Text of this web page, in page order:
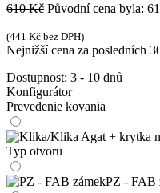
610Kč Původní cena byla:
(441 Kč bez DPH)
Nejnižší cena za posledních
Dostupnost: 3 - 10 dnů
Konfigurátor
Prevedenie kovania
Typ otvoru
PZ - FAB